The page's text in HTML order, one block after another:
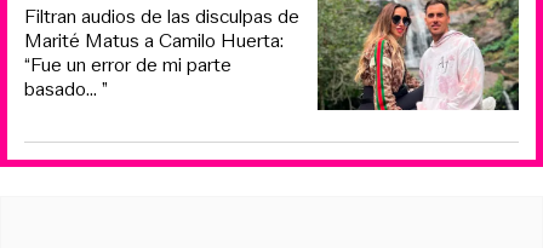
Filtran audios de las disculpas de
Marité Matus a Camilo Huerta:
“Fue un error de mi parte
basado... ”